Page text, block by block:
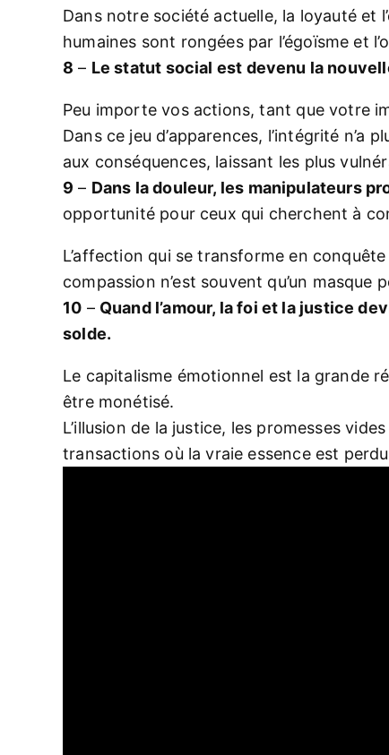
Dans notre société actuelle, la loyauté et
humaines sont rongées par l’égoïsme et
8 – Le statut social est devenu la
Peu importe vos actions, tant que votre
Dans ce jeu d’apparences, l’intégrité n’a
aux conséquences, laissant les plus
9 – Dans la douleur, les manipulateurs
opportunité pour ceux qui cherchent à
L’affection qui se transforme en
compassion n’est souvent qu’un
10 – Quand l’amour, la foi et la justice
solde.
Le capitalisme émotionnel est la grande
être monétisé.
L’illusion de la justice, les promesses
transactions où la vraie essence est